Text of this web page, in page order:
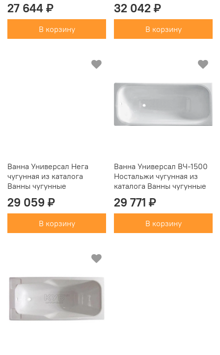
27 644 ₽
В корзину
32 042 ₽
В корзину
Ванна Универсал Нега
чугунная из каталога
Ванны чугунные
29 059 ₽
В корзину
Ванна Универсал ВЧ-1500
Ностальжи чугунная из
каталога Ванны чугунные
29 771 ₽
В корзину